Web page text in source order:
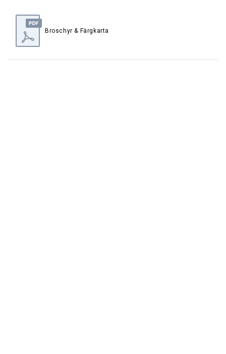
Broschyr & Färgkarta